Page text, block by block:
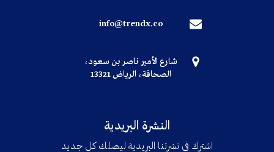
info@trendx.co
شارع الأمير ناصر بن سعود،
الصحافة، الرياض 13321
النشرة البريدية
اشترك في نشرتنا البريدية ليصلك كل جديد